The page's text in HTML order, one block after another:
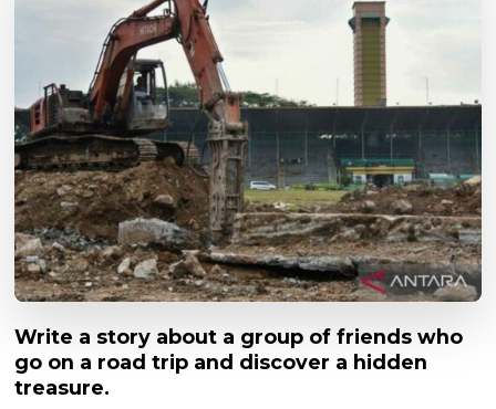
Write a story about a group of friends who
go on a road trip and discover a hidden
treasure.